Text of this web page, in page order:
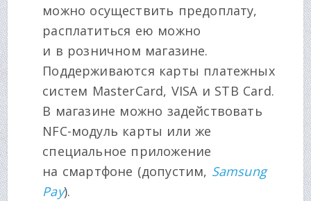
можно осуществить предоплату,
расплатиться ею можно
и в розничном магазине.
Поддерживаются карты платежных
систем MasterCard, VISA и STB Card.
В магазине можно задействовать
NFC-модуль карты или же
специальное приложение
на смартфоне (допустим, Samsung
Pay).